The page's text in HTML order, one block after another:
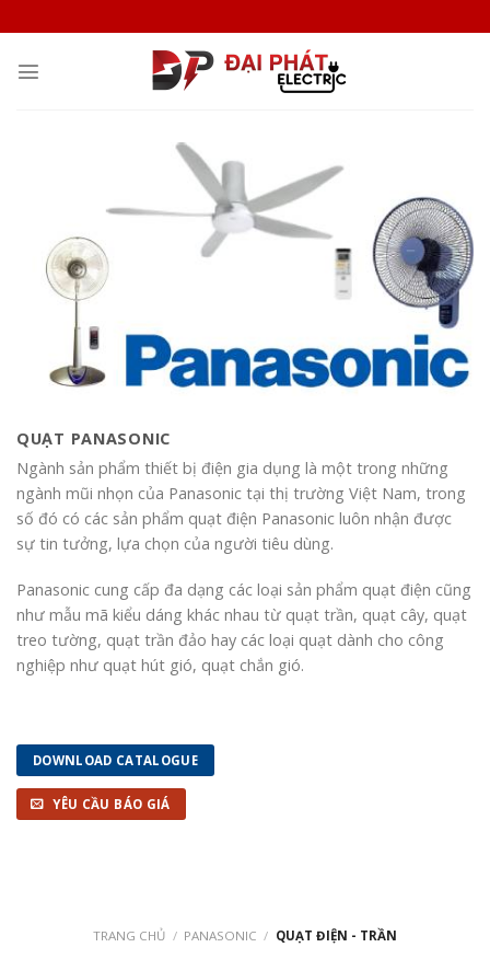
to
content
QUẠT PANASONIC
Ngành sản phẩm thiết bị điện gia dụng là một trong những
ngành mũi nhọn của Panasonic tại thị trường Việt Nam, trong
số đó có các sản phẩm quạt điện Panasonic luôn nhận được
sự tin tưởng, lựa chọn của người tiêu dùng.
Panasonic cung cấp đa dạng các loại sản phẩm quạt điện cũng
như mẫu mã kiểu dáng khác nhau từ quạt trần, quạt cây, quạt
treo tường, quạt trần đảo hay các loại quạt dành cho công
nghiệp như quạt hút gió, quạt chắn gió.
DOWNLOAD CATALOGUE
YÊU CẦU BÁO GIÁ
TRANG CHỦ / PANASONIC / QUẠT ĐIỆN - TRẦN